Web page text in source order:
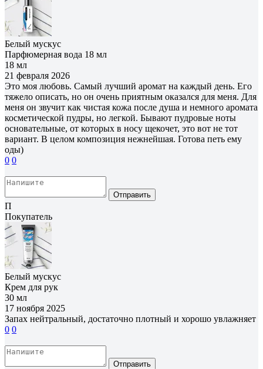
Белый мускус
Парфюмерная вода 18 мл
18 мл
21 февраля 2026
Это моя любовь. Самый лучший аромат на каждый день. Его
тяжело описать, но он очень приятным оказался для меня. Для
меня он звучит как чистая кожа после душа и немного аромата
косметической пудры, но легкой. Бывают пудровые ноты
основательные, от которых в носу щекочет, это вот не тот
вариант. В целом композиция нежнейшая. Готова петь ему
оды)
0 0
Отправить
П
Покупатель
Белый мускус
Крем для рук
30 мл
17 ноября 2025
Запах нейтральный, достаточно плотный и хорошо увлажняет
0 0
Отправить